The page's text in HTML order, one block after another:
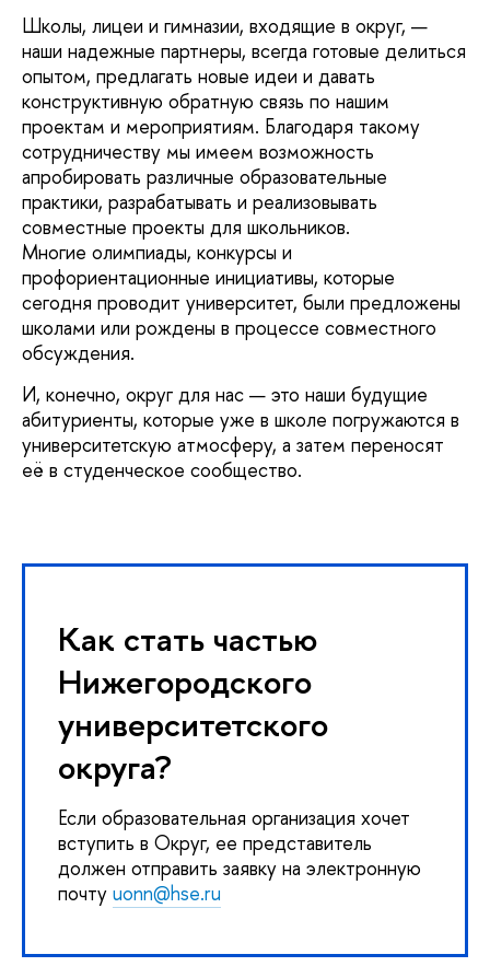
Школы, лицеи и гимназии, входящие в округ, —
наши надежные партнеры, всегда готовые делиться
опытом, предлагать новые идеи и давать
конструктивную обратную связь по нашим
проектам и мероприятиям. Благодаря такому
сотрудничеству мы имеем возможность
апробировать различные образовательные
практики, разрабатывать и реализовывать
совместные проекты для школьников.
Многие олимпиады, конкурсы и
профориентационные инициативы, которые
сегодня проводит университет, были предложены
школами или рождены в процессе совместного
обсуждения.
И, конечно, округ для нас — это наши будущие
абитуриенты, которые уже в школе погружаются в
университетскую атмосферу, а затем переносят
её в студенческое сообщество.
Как стать частью
Нижегородского
университетского
округа?
Если образовательная организация хочет
вступить в Округ, ее представитель
должен отправить заявку на электронную
почту uonn@hse.ru